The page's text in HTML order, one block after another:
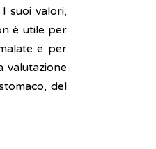
I suoi valori,
è utile per
e per
valutazione
del